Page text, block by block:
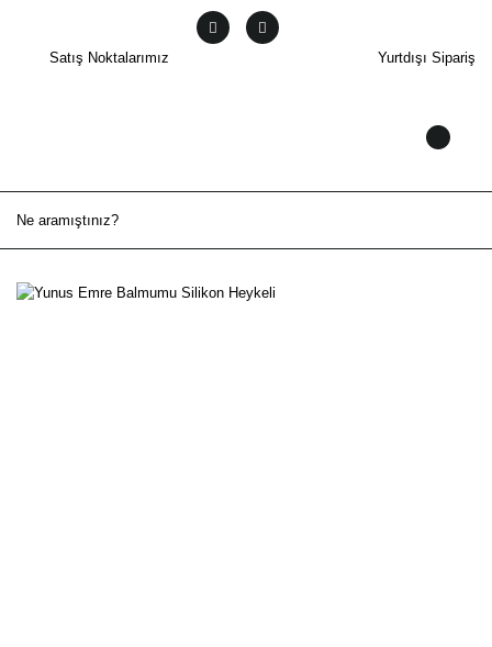
Satış Noktalarımız Yurtdışı Sipariş